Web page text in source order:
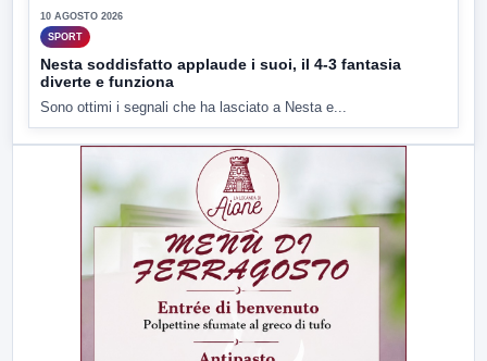
10 AGOSTO 2026
SPORT
Nesta soddisfatto applaude i suoi, il 4-3 fantasia
diverte e funziona
Sono ottimi i segnali che ha lasciato a Nesta e...